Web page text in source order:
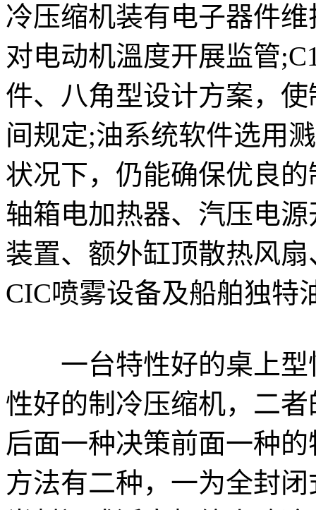
冷压缩机装有电子器件
对电动机溫度开展监管
件、八角型设计方案，
间规定;油系统软件选用
状况下，仍能确保优良
轴箱电加热器、汽压电
装置、额外缸顶散热风
CIC喷雾设备及船舶独特
一台特性好的桌上型
性好的制冷压缩机，二
后面一种决策前面一种
方法有二种，一为全封